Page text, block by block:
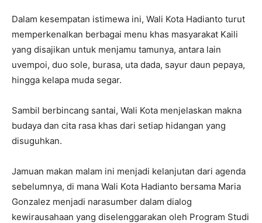
Dalam kesempatan istimewa ini, Wali Kota Hadianto turut
memperkenalkan berbagai menu khas masyarakat Kaili
yang disajikan untuk menjamu tamunya, antara lain
uvempoi, duo sole, burasa, uta dada, sayur daun pepaya,
hingga kelapa muda segar.
Sambil berbincang santai, Wali Kota menjelaskan makna
budaya dan cita rasa khas dari setiap hidangan yang
disuguhkan.
Jamuan makan malam ini menjadi kelanjutan dari agenda
sebelumnya, di mana Wali Kota Hadianto bersama Maria
Gonzalez menjadi narasumber dalam dialog
kewirausahaan yang diselenggarakan oleh Program Studi